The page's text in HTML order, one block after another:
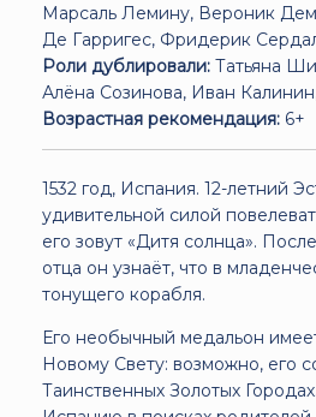
Марсаль Лемину, Вероник
Де Гарригес, Фридерик
Роли дублировали: Татьяна
Алёна Созинова, Иван
Возрастная рекомендация: 6+
1532 год, Испания. 12-летний
удивительной силой
его зовут «Дитя солнца».
отца он узнаёт, что в
тонущего корабля.
Его необычный медальон
Новому Свету: возможно, его
Таинственных Золотых